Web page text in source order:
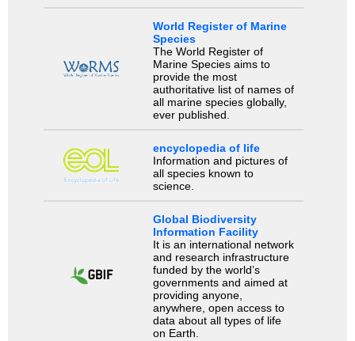
World Register of Marine
Species
The World Register of
Marine Species aims to
provide the most
authoritative list of names of
all marine species globally,
ever published.
encyclopedia of life
Information and pictures of
all species known to
science.
Global Biodiversity
Information Facility
It is an international network
and research infrastructure
funded by the world’s
governments and aimed at
providing anyone,
anywhere, open access to
data about all types of life
on Earth.